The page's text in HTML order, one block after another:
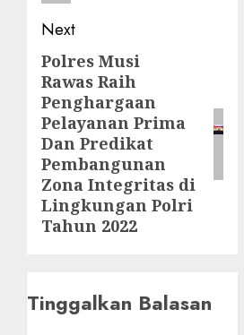
Next
Next
post:
Polres Musi
Rawas Raih
Penghargaan
Pelayanan Prima
Dan Predikat
Pembangunan
Zona Integritas di
Lingkungan Polri
Tahun 2022
Tinggalkan Balasan